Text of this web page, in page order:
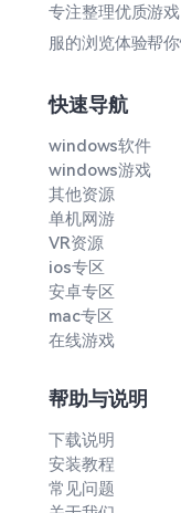
专注整理优质游
服的浏览体验帮
快速导航
windows软件
windows游戏
其他资源
单机网游
VR资源
ios专区
安卓专区
mac专区
在线游戏
帮助与说明
下载说明
安装教程
常见问题